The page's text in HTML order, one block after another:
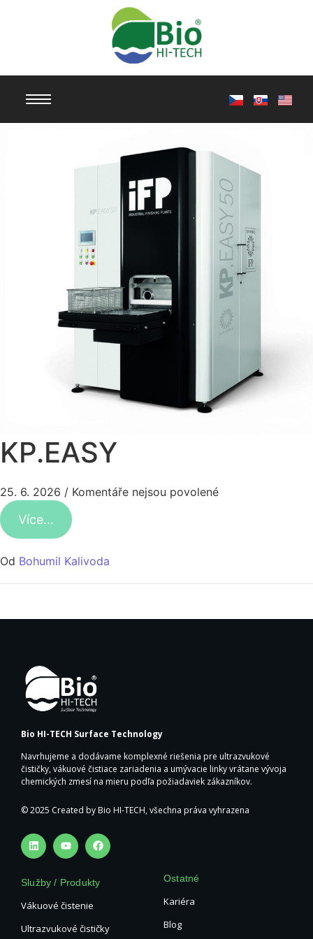
KP.EASY
25. 6. 2026 / Komentáře nejsou povolené
Více…
Od Bohumil Kalivoda
Bio HI-TECH Surface Technology
Navrhujeme a dodávame komplexné riešenia pre ultrazvukové
čističky, vákuové čistiace zariadenia a umývacie linky vrátane vývoja
chemických zmesí na mieru podľa požiadaviek zákazníkov.
© 2025 Created by Bio HI-TECH, všechna práva vyhrazena
Služby / Produkty
Vákuové čistenie
Ultrazvukové čističky
Ostatné
Kariéra
Blog